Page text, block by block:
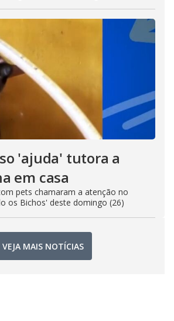
'ajuda' tutora a
em casa
pets chamaram a atenção no
os Bichos' deste domingo (26)
VEJA MAIS NOTÍCIAS